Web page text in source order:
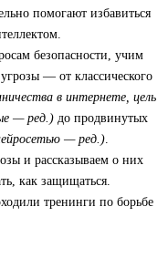
помогают избавиться
безопасности, учим
— от классического
в интернете, цель
— ред.) до продвинутых
— ред.)
и рассказываем о них
как защищаться.
тренинги по борьбе